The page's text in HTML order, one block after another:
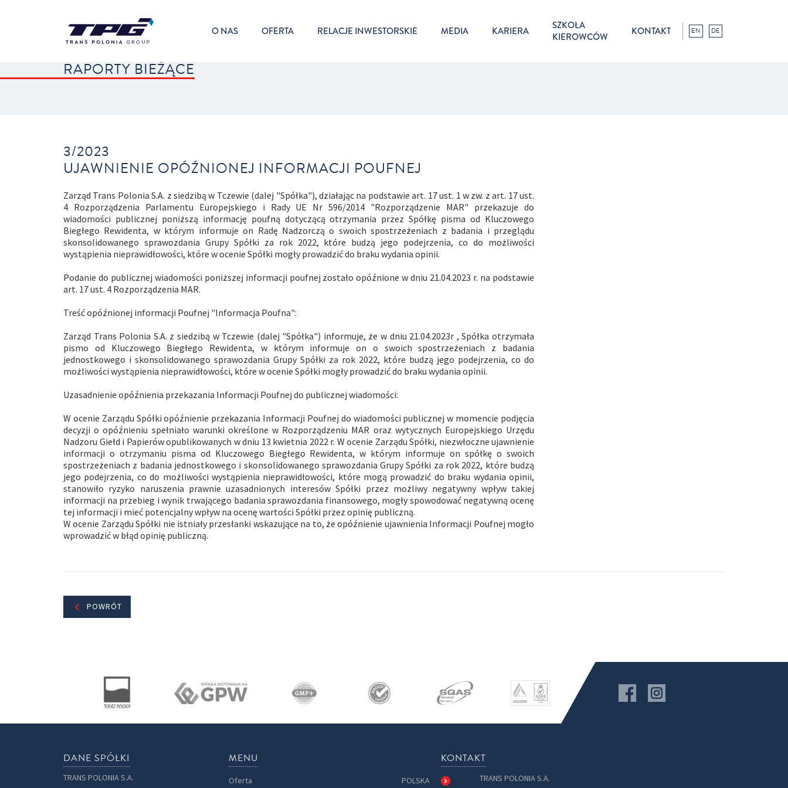
O NAS OFERTA RELACJE INWESTORSKIE MEDIA KARIERA
SZKOŁA
KIEROWCÓW
KONTAKT EN DE
RAPORTY BIEŻĄCE
3/2023
UJAWNIENIE OPÓŹNIONEJ INFORMACJI POUFNEJ
Zarząd Trans Polonia S.A. z siedzibą w Tczewie (dalej "Spółka"), działając na podstawie art. 17 ust. 1 w zw. z art. 17 ust.
4 Rozporządzenia Parlamentu Europejskiego i Rady UE Nr 596/2014 "Rozporządzenie MAR" przekazuje do
wiadomości publicznej poniższą informację poufną dotyczącą otrzymania przez Spółkę pisma od Kluczowego
Biegłego Rewidenta, w którym informuje on Radę Nadzorczą o swoich spostrzeżeniach z badania i przeglądu
skonsolidowanego sprawozdania Grupy Spółki za rok 2022, które budzą jego podejrzenia, co do możliwości
wystąpienia nieprawidłowości, które w ocenie Spółki mogły prowadzić do braku wydania opinii.
Podanie do publicznej wiadomości poniższej informacji poufnej zostało opóźnione w dniu 21.04.2023 r. na podstawie
art. 17 ust. 4 Rozporządzenia MAR.
Treść opóźnionej informacji Poufnej "Informacja Poufna":
Zarząd Trans Polonia S.A. z siedzibą w Tczewie (dalej "Spółka") informuje, że w dniu 21.04.2023r , Spółka otrzymała
pismo od Kluczowego Biegłego Rewidenta, w którym informuje on o swoich spostrzeżeniach z badania
jednostkowego i skonsolidowanego sprawozdania Grupy Spółki za rok 2022, które budzą jego podejrzenia, co do
możliwości wystąpienia nieprawidłowości, które w ocenie Spółki mogły prowadzić do braku wydania opinii.
Uzasadnienie opóźnienia przekazania Informacji Poufnej do publicznej wiadomości:
W ocenie Zarządu Spółki opóźnienie przekazania Informacji Poufnej do wiadomości publicznej w momencie podjęcia
decyzji o opóźnieniu spełniało warunki określone w Rozporządzeniu MAR oraz wytycznych Europejskiego Urzędu
Nadzoru Giełd i Papierów opublikowanych w dniu 13 kwietnia 2022 r. W ocenie Zarządu Spółki, niezwłoczne ujawnienie
informacji o otrzymaniu pisma od Kluczowego Biegłego Rewidenta, w którym informuje on spółkę o swoich
spostrzeżeniach z badania jednostkowego i skonsolidowanego sprawozdania Grupy Spółki za rok 2022, które budzą
jego podejrzenia, co do możliwości wystąpienia nieprawidłowości, które mogą prowadzić do braku wydania opinii,
stanowiło ryzyko naruszenia prawnie uzasadnionych interesów Spółki przez możliwy negatywny wpływ takiej
informacji na przebieg i wynik trwającego badania sprawozdania finansowego, mogły spowodować negatywną ocenę
tej informacji i mieć potencjalny wpływ na ocenę wartości Spółki przez opinię publiczną.
W ocenie Zarządu Spółki nie istniały przesłanki wskazujące na to, że opóźnienie ujawnienia Informacji Poufnej mogło
wprowadzić w błąd opinię publiczną.
POWRÓT
DANE SPÓŁKI
TRANS POLONIA S.A.
MENU
Oferta
KONTAKT
POLSKA
TRANS POLONIA S.A.